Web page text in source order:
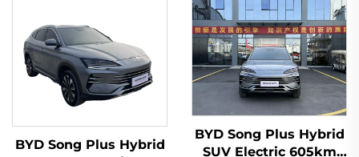
BYD Song Plus Hybrid
BYD Song Plus Hybrid
SUV Electric 605km